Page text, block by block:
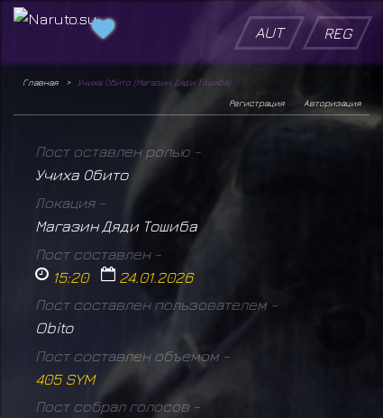
AUT REG
Главная
Учиха Обито (Магазин Дяди Тошиба)
Авторизация
Регистрация
Пост оставлен ролью -
Учиха Обито
Локация -
Магазин Дяди Тошиба
Пост составлен -
15:20 24.01.2026
Пост составлен пользователем -
Obito
Пост составлен объемом -
405 SYM
Пост собрал голосов -